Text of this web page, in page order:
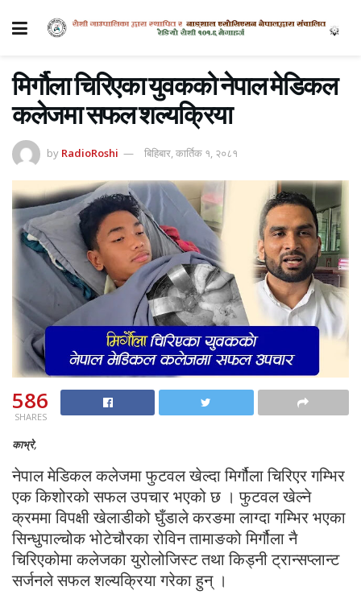
मिर्गौला चिरिएका युवकको नेपाल मेडिकल
कलेजमा सफल शल्यक्रिया
by RadioRoshi बिहिबार, कार्तिक १, २०८१
586
SHARES
काभ्रे,
नेपाल मेडिकल कलेजमा फुटवल खेल्दा मिर्गौला चिरिएर गम्भिर
एक किशोरको सफल उपचार भएको छ । फुटवल खेल्ने
क्रममा विपक्षी खेलाडीको घुँडाले करङमा लाग्दा गम्भिर भएका
सिन्धुपाल्चोक भोटेचौरका रोविन तामाङको मिर्गौला नै
चिरिएकोमा कलेजका युरोलोजिस्ट तथा किड्नी ट्रान्सप्लान्ट
सर्जनले सफल शल्यक्रिया गरेका हुन् ।